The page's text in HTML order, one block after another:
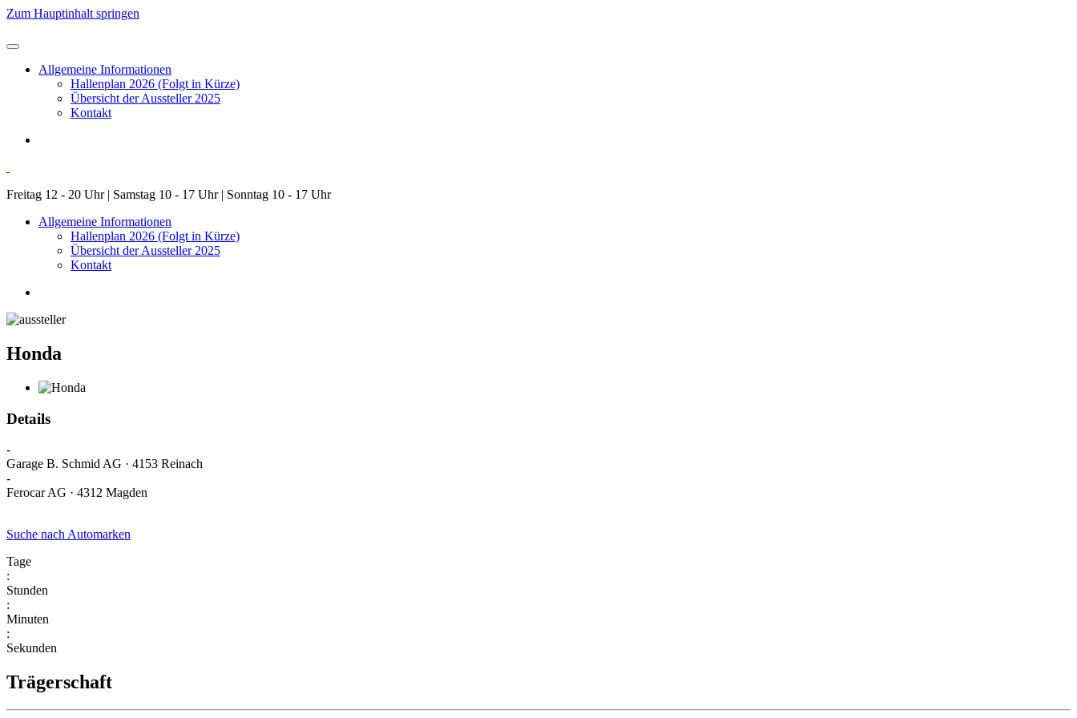
Zum Hauptinhalt springen
Allgemeine Informationen
Hallenplan 2026 (Folgt in Kürze)
Übersicht der Aussteller 2025
Kontakt
Freitag 12 - 20 Uhr | Samstag 10 - 17 Uhr | Sonntag 10 - 17 Uhr
Allgemeine Informationen
Hallenplan 2026 (Folgt in Kürze)
Übersicht der Aussteller 2025
Kontakt
Honda
Details
-
Garage B. Schmid AG · 4153 Reinach
-
Ferocar AG · 4312 Magden
Suche nach Automarken
Tage
:
Stunden
:
Minuten
:
Sekunden
Trägerschaft